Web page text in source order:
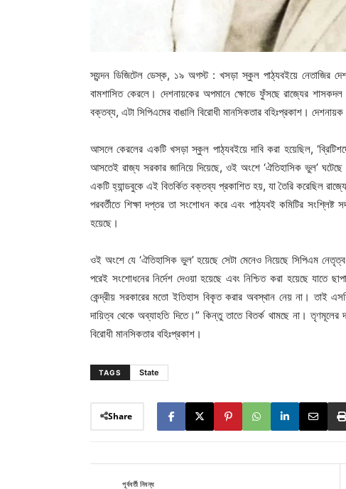
স্যন্দন ডিজিটেল ডেস্ক, ১৯ অগস্ট : খসড়া স্কুল পাঠ্যবইয়ে নেতাজির
বামশাসিত কেরলে। দেশনায়কের অপমানে ক্ষোভে ফুঁসছে রাজ্যের
বক্তব্য, এটা সিপিএমের বাঙালি বিরোধী মানসিকতার বহিঃপ্রকাশ।
আসলে কেরলের একটি খসড়া স্কুল পাঠ্যবইয়ে দাবি করা হয়েছিল,
আসতেই রাজ্য সরকার জানিয়ে দিয়েছে, ওই অংশে ‘ঐতিহাসিক ভুল’
একটি হ্যান্ডবুকে এই বিতর্কিত বক্তব্য প্রকাশিত হয়, যা তৈরি করেছিল
পরবর্তীতে শিক্ষা দপ্তর তা সংশোধন করে এবং পাঠ্যবই কমিটির সংশ্লিষ্ট
হয়েছে।
ওই অংশে যে ‘ঐতিহাসিক ভুল’ হয়েছে সেটা মেনেও নিয়েছে সিপিএম
পরেই সংশোধনের নির্দেশ দেওয়া হয়েছে এবং নিশ্চিত করা হয়েছে
কেন্দ্রীয় সরকারের মতো ইতিহাস বিকৃত করার অবস্থান নেয় না। তাই
দায়িত্ব থেকে অব্যাহতি দিতে।” কিন্তু তাতে বিতর্ক থামছে না। তৃণমূলের
বিরোধী মানসিকতার বহিঃপ্রকাশ।
TAGS State
Share
পূর্ববর্তী নিবন্ধ